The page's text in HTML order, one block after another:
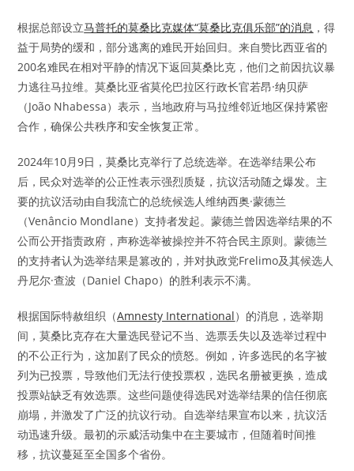
根据总部设立马普托的莫桑比克媒体“莫桑比克俱乐部”的消息 ，得
益于局势的缓和，部分逃离的难民开始回归。来自赞比西亚省的
200名难民在相对平静的情况下返回莫桑比克，他们之前因抗议暴
力逃往马拉维。莫桑比亚省莫伦巴拉区行政长官若昂·纳贝萨
（João Nhabessa）表示，当地政府与马拉维邻近地区保持紧密
合作，确保公共秩序和安全恢复正常。
2024年10月9日，莫桑比克举行了总统选举。在选举结果公布
后，民众对选举的公正性表示强烈质疑，抗议活动随之爆发。主
要的抗议活动由自我流亡的总统候选人维纳西奥·蒙德兰
（Venâncio Mondlane）支持者发起。蒙德兰曾因选举结果的不
公而公开指责政府，声称选举被操控并不符合民主原则。蒙德兰
的支持者认为选举结果是篡改的，并对执政党Frelimo及其候选人
丹尼尔·查波（Daniel Chapo）的胜利表示不满。
根据国际特赦组织（Amnesty International）的消息，选举期
间，莫桑比克存在大量选民登记不当、选票丢失以及选举过程中
的不公正行为，这加剧了民众的愤怒。例如，许多选民的名字被
列为已投票，导致他们无法行使投票权，选民名册被更换，造成
投票站缺乏有效选票。这些问题使得选民对选举结果的信任彻底
崩塌，并激发了广泛的抗议行动。自选举结果宣布以来，抗议活
动迅速升级。最初的示威活动集中在主要城市，但随着时间推
移，抗议蔓延至全国多个省份。